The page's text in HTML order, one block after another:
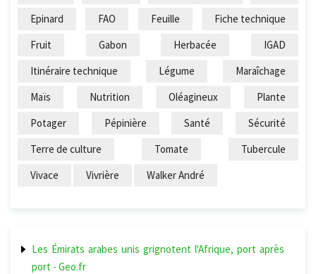
Epinard
FAO Feuille
Fiche technique
Fruit
Gabon Herbacée
IGAD
Itinéraire technique
Légume
Maraîchage
Maïs
Nutrition Oléagineux
Plante
Potager
Pépinière Santé
Sécurité
Terre de culture
Tomate
Tubercule
Vivace
Vivrière Walker André
Les Émirats arabes unis grignotent l'Afrique, port après
port - Geo.fr